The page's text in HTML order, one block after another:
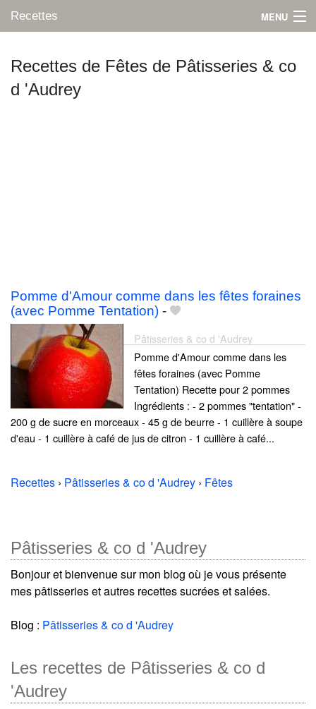
Recettes MENU
Mes blogs préférés
Recettes de Fêtes de Pâtisseries & co
d 'Audrey
Pomme d'Amour comme dans les fêtes foraines
(avec Pomme Tentation) -
Pâtisseries & co d 'Audrey
Pomme d'Amour comme dans les
fêtes foraines (avec Pomme
Tentation) Recette pour 2 pommes
Ingrédients : - 2 pommes "tentation" -
200 g de sucre en morceaux - 45 g de beurre - 1 cuillère à soupe
d'eau - 1 cuillère à café de jus de citron - 1 cuillère à café...
Recettes › Pâtisseries & co d 'Audrey › Fêtes
Pâtisseries & co d 'Audrey
Bonjour et bienvenue sur mon blog où je vous présente
mes pâtisseries et autres recettes sucrées et salées.
Blog : Pâtisseries & co d 'Audrey
Les recettes de Pâtisseries & co d
'Audrey